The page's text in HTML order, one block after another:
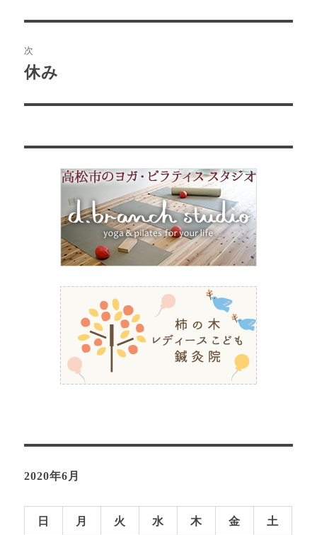
ビ
ゲ
ー
投
稿:
次
次
投
休み
2020年6月
日 月 火 水 木 金 土